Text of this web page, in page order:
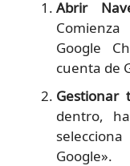
Abrir
Google
cuenta de
Gestionar
dentro,
Google».